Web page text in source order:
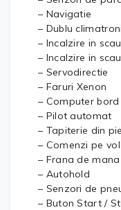
– Navigatie
– Dublu
– Incalzire in
– Incalzire in
– Servodirectie
– Faruri Xenon
– Computer bord
– Pilot automat
– Tapiterie din
– Comenzi pe
– Frana de
– Autohold
– Senzori de
– Buton Start /